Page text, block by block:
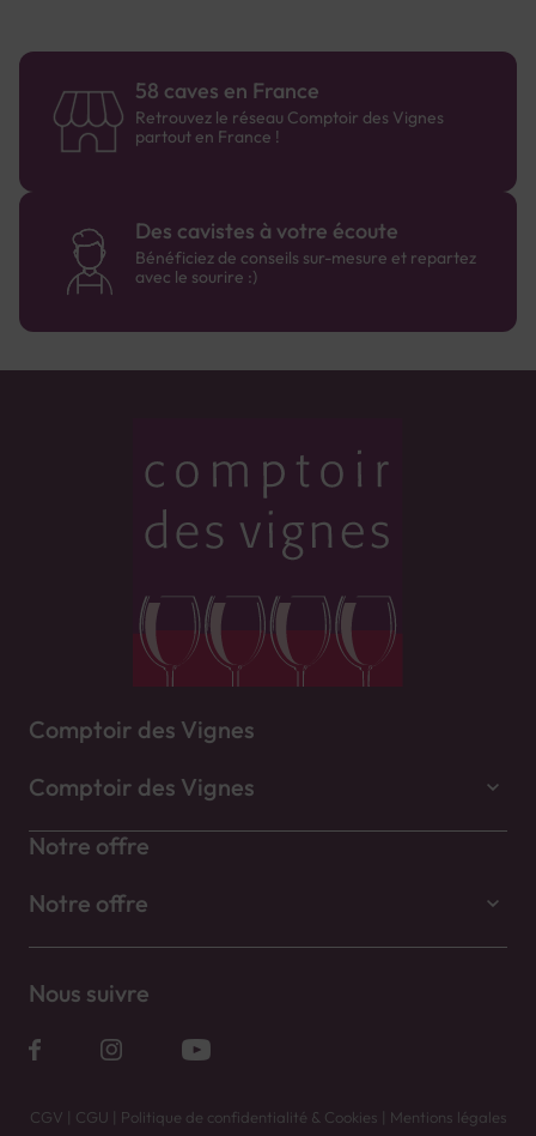
58 caves en France
Retrouvez le réseau Comptoir des Vignes
partout en France !
Des cavistes à votre écoute
Bénéficiez de conseils sur-mesure et repartez
avec le sourire :)
Comptoir des Vignes
Comptoir des Vignes
Notre offre
Notre offre
Nous suivre
CGV | CGU | Politique de confidentialité & Cookies | Mentions légales